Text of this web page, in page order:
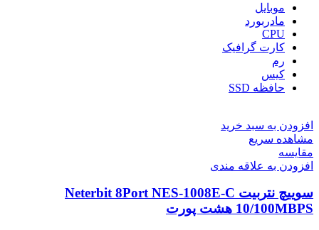
موبایل
مادربورد
CPU
کارت گرافیک
رم
کیس
حافظه SSD
افزودن به سبد خرید
مشاهده سریع
مقایسه
افزودن به علاقه مندی
سوییچ نتربیت Neterbit 8Port NES-1008E-C
10/100MBPS هشت پورت